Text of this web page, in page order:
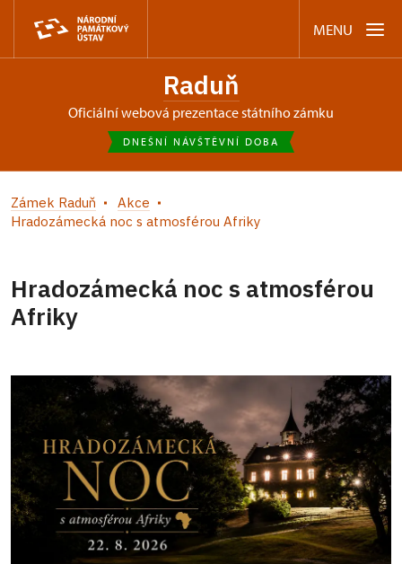
MENU
Raduň
oficiální webová prezentace státního zámku
DNEŠNÍ NÁVŠTĚVNÍ DOBA
Zámek Raduň
Akce
Hradozámecká noc s atmosférou Afriky
Hradozámecká noc s atmosférou
Afriky